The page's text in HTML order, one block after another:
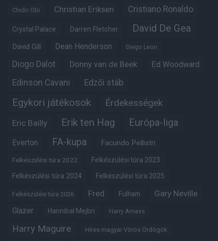
Chido Obi Christian Eriksen Cristiano Ronaldo
Crystal Palace Darren Fletcher David De Gea
David Gill Dean Henderson Diego Leon
Diogo Dalot Donny van de Beek Ed Woodward
Edinson Cavani Edzői stáb
Egykori játékosok Érdekességek
Eric Bailly Erik ten Hag Európa-liga
Everton FA-kupa Facundo Pellistri
Felkészülési túra 2022 Felkészülési túra 2023
Felkészülési túra 2024 Felkészülési túra 2025
Felkészülési túra 2026 Fred Fulham Gary Neville
Glazer Hannibal Mejbri Harry Amass
Harry Maguire Híres magyar Vörös Ördögök